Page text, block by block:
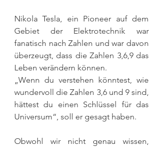
Nikola Tesla, ein Pioneer auf dem
Gebiet der Elektrotechnik war
fanatisch nach Zahlen und war davon
überzeugt, dass die Zahlen 3,6,9 das
Leben verändern können.
„Wenn du verstehen könntest, wie
wundervoll die Zahlen 3,6 und 9 sind,
hättest du einen Schlüssel für das
Universum“, soll er gesagt haben.
Obwohl wir nicht genau wissen,